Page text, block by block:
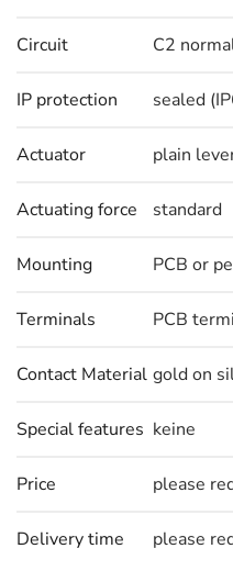
Circuit C2
IP protection sealed
Actuator plain
Actuating force standard
Mounting PCB or
Terminals PCB
Contact Material gold on
Special features keine
Price please
Delivery time please